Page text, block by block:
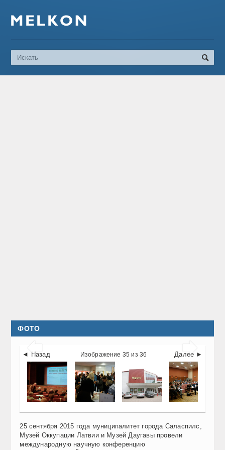
ФОТО
 
◄ Назад Далее ►
Изображение 35 из 36
25 сентября 2015 года муниципалитет города Саласпилс,
Музей Оккупации Латвии и Музей Даугавы провели
международную научную конференцию